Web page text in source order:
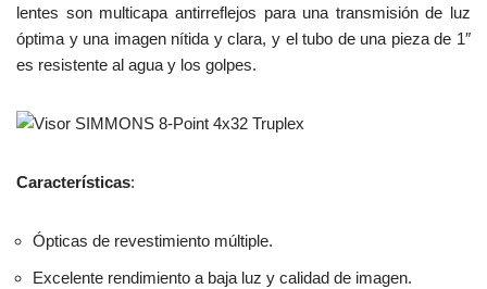
lentes son multicapa antirreflejos para una transmisión de luz
óptima y una imagen nítida y clara, y el tubo de una pieza de 1″
es resistente al agua y los golpes.
Características:
Ópticas de revestimiento múltiple.
Excelente rendimiento a baja luz y calidad de imagen.